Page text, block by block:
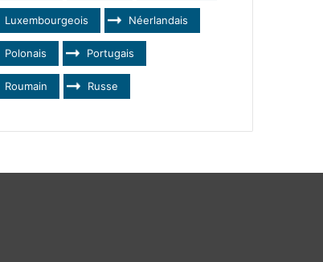
Luxembourgeois Néerlandais
Polonais Portugais
Roumain Russe